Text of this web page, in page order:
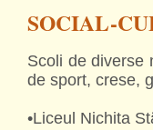
SOCIAL-
Scoli de diverse
de sport, crese,
•Liceul Nichita